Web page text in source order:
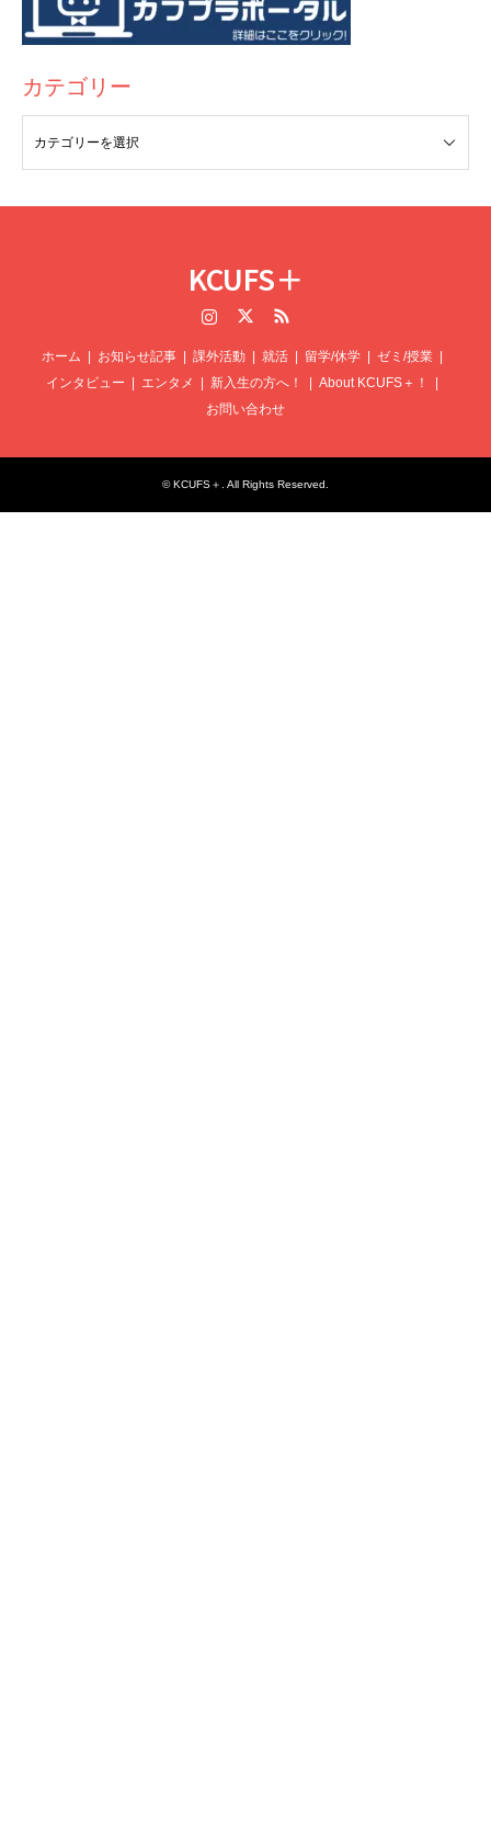
カテゴリー
KCUFS＋
ホーム お知らせ記事 課外活動 就活 留学/休学
ゼミ/授業
インタビュー
エンタメ 新入生の方へ！
About KCUFS＋！
お問い合わせ
©KCUFS＋ . All Rights Reserved.